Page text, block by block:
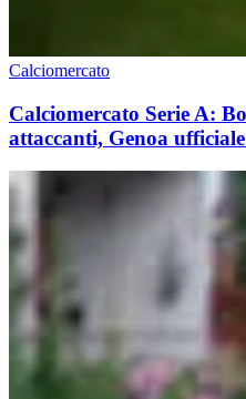
Calciomercato
Calciomercato Serie A:
attaccanti, Genoa